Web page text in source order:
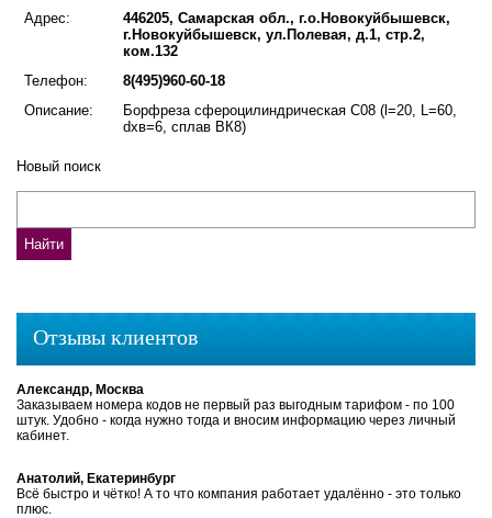
Адрес:
446205, Самарская обл., г.о.Новокуйбышевск,
г.Новокуйбышевск, ул.Полевая, д.1, стр.2,
ком.132
Телефон:
8(495)960-60-18
Описание:
Борфреза сфероцилиндрическая С08 (l=20, L=60,
dхв=6, сплав ВК8)
Новый поиск
Отзывы клиентов
Александр, Москва
Заказываем номера кодов не первый раз выгодным тарифом - по 100
штук. Удобно - когда нужно тогда и вносим информацию через личный
кабинет.
Анатолий, Екатеринбург
Всё быстро и чётко! А то что компания работает удалённо - это только
плюс.